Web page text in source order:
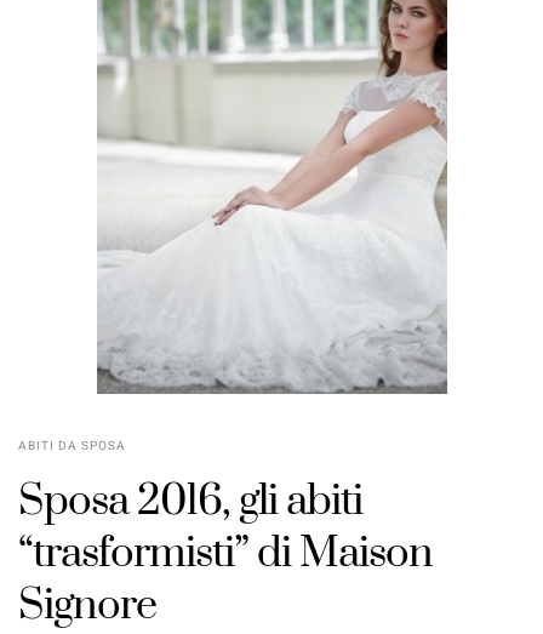
ABITI DA SPOSA
Sposa 2016, gliabiti
“trasformisti”diMaison
Signore